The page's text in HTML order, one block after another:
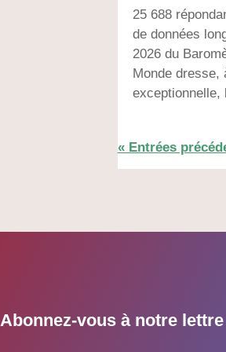
25 688
de données
2026 du
Monde dresse,
exceptionnelle,
« Entrées
Abonnez-vous à notre